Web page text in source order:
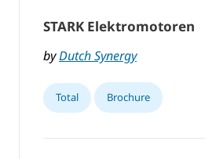
STARK Elektromotoren
byDutch Synergy
Total Brochure